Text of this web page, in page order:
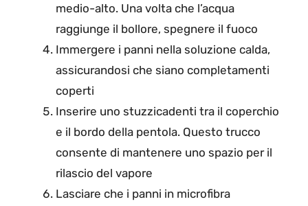
medio-alto. Una volta che l’acqua
raggiunge il bollore, spegnere il fuoco
Immergere i panni nella soluzione calda,
assicurandosi che siano completamenti
coperti
Inserire uno stuzzicadenti tra il coperchio
e il bordo della pentola. Questo trucco
consente di mantenere uno spazio per il
rilascio del vapore
Lasciare che i panni in microfibra